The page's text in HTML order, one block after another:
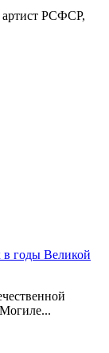
артист РСФСР,
в годы Великой